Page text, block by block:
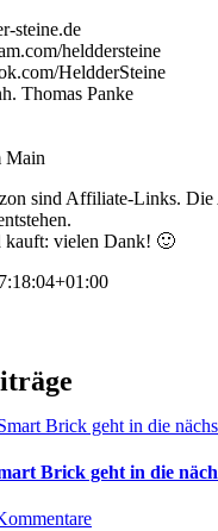
steine.de
helddersteine
HeldderSteine
Thomas Panke
Main
sind Affiliate-Links. Die
vielen Dank! 🙂
Brick geht in die